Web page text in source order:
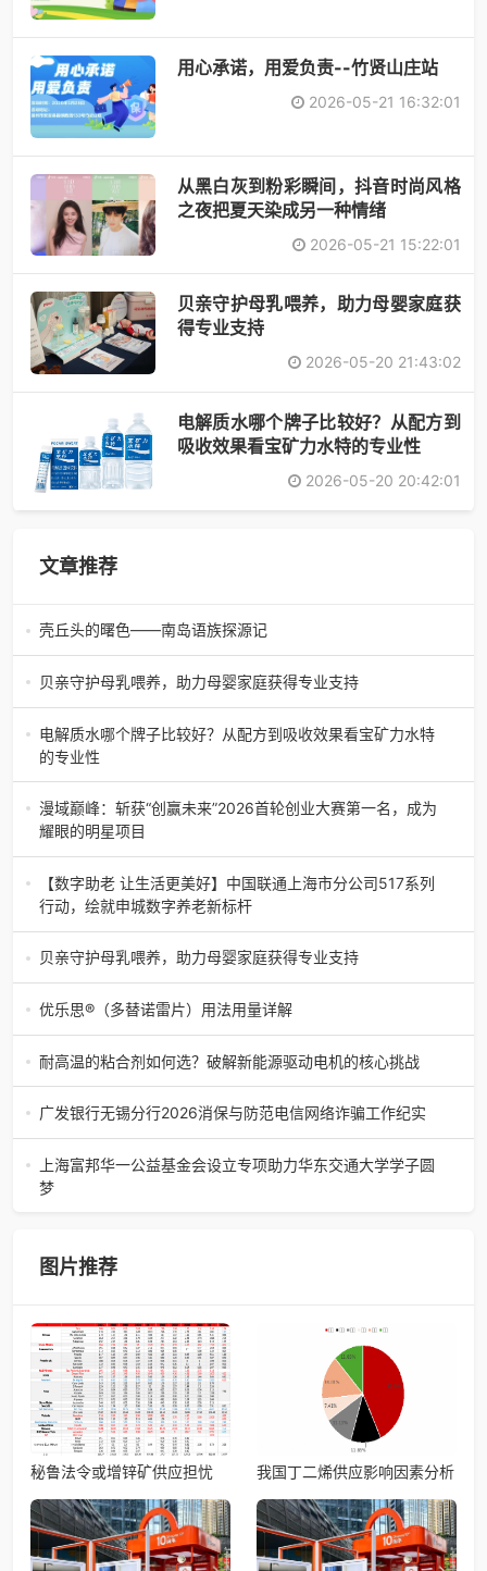
用心承诺，用爱负责--竹贤山庄站
2026-05-21 16:32:01
从黑白灰到粉彩瞬间，抖音时尚风格
之夜把夏天染成另一种情绪
2026-05-21 15:22:01
贝亲守护母乳喂养，助力母婴家庭获
得专业支持
2026-05-20 21:43:02
电解质水哪个牌子比较好？从配方到
吸收效果看宝矿力水特的专业性
2026-05-20 20:42:01
文章推荐
壳丘头的曙色——南岛语族探源记
壳丘头的曙色——南岛语族探源记文 图/商成勇苍天合德化育
美麒麟（注1）于华夏神州东南柱础旁扎下文明根系峡海万年
贝亲守护母乳喂养，助力母婴家庭获得专业支持
母乳是婴儿与生俱来的天然滋养，不仅能满足成长关键所
需、构筑宝宝自身免疫防线，更在每一次喂养中编织着母婴
之间深厚的情感纽带。在
电解质水哪个牌子比较好？从配方到吸收效果看宝矿力水特
的专业性
健身房挥汗如雨后，货架前站了十分钟还是拿不定主意；夏
季户外活动，喝完一瓶水还喊渴；办公室开着空调久坐，总
感觉口干舌燥……我们发现生
漫域巅峰：斩获“创赢未来”2026首轮创业大赛第一名，成为
耀眼的明星项目
日前，由安徽省人力资源社会保障部与安徽省人民政府联合
主办的“创赢未来”2026创业大赛，合肥漫域巅峰科技有限公
司在众多营收过亿、
【数字助老 让生活更美好】中国联通上海市分公司517系列
行动，绘就申城数字养老新标杆
为深入贯彻应对人口老龄化的国家战略，积极响应“十五五”规
划纲要中健全养老事业和产业协同发展机制，促进老有所
贝亲守护母乳喂养，助力母婴家庭获得专业支持
母乳是婴儿与生俱来的天然滋养，不仅能满足成长关键所
需、构筑宝宝自身免疫防线，更在每一次喂养中编织着母婴
优乐思®（多替诺雷片）用法用量详解
优乐思®（多替诺雷片）是一种用于治疗痛风伴高尿酸血症的
高选择性URAT1抑制剂。随着痛风被定义为一种需要长期管
耐高温的粘合剂如何选？破解新能源驱动电机的核心挑战
当下，新能源驱动电机正朝着高转速、高功率的方向快速发
展。随着功率提升，电机内部的工作温度也持续攀升。这对
​广发银行无锡分行2026消保与防范电信网络诈骗工作纪实
广发银行无锡分行2026消保与防范电信网络诈骗工作纪实金
融如水，润泽万物；安全如堤，守护万家。在太湖之畔的无
锡，广发银行无锡分行始终
上海富邦华一公益基金会设立专项助力华东交通大学学子圆
梦
代表向上海富邦华一公益
图片推荐
​秘鲁法令或增锌矿供应担忧 我国丁二烯供应影响因素分析